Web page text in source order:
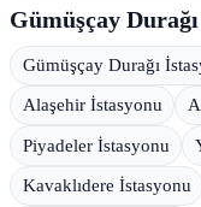
Gümüşçay
Gümüşçay Durağı
Alaşehir İstasyonu
Piyadeler İstasyonu
Kavaklıdere İstasyonu